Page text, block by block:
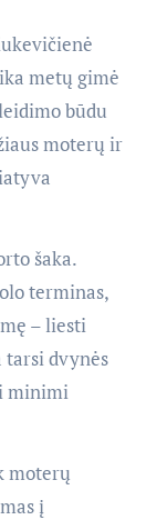
metų gimė
būdu
moterų ir
šaka.
terminas,
– liesti
tarsi dvynės
minimi
moterų
į